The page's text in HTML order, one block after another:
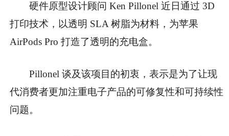
硬件原型设计顾问 Ken Pillonel 近日通过 3D
打印技术，以透明 SLA 树脂为材料， 为苹果
AirPods Pro 打造了透明的充电盒。
Pillonel 谈及该项目的初衷，表示是为了让现
代消费者更加注重电子产品的可修复性和可持续性
问题。